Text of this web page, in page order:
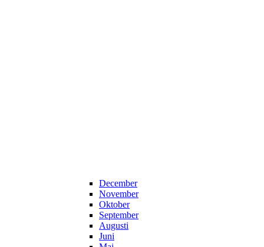
December
November
Oktober
September
Augusti
Juni